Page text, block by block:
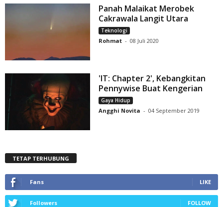
Panah Malaikat Merobek
Cakrawala Langit Utara
Teknologi
Rohmat - 08 Juli 2020
'IT: Chapter 2', Kebangkitan
Pennywise Buat Kengerian
Gaya Hidup
Angghi Novita - 04 September 2019
TETAP TERHUBUNG
Fans LIKE
Followers FOLLOW